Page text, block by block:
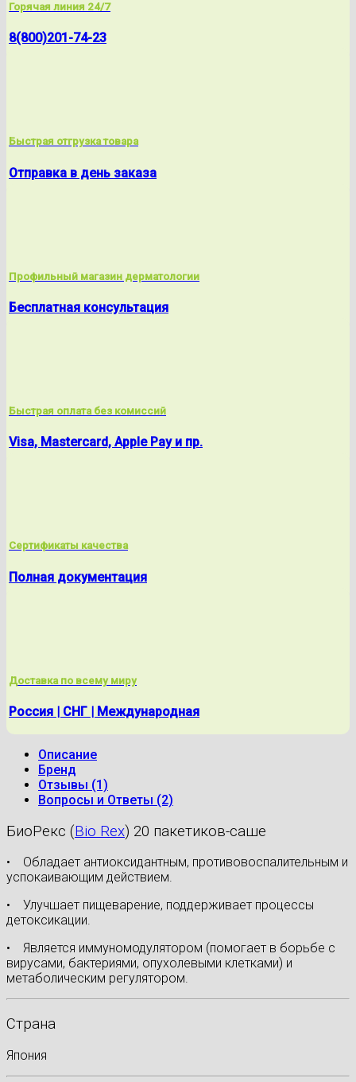
Горячая линия 24/7
8(800)201-74-23
Быстрая отгрузка товара
Отправка в день заказа
Профильный магазин дерматологии
Бесплатная консультация
Быстрая оплата без комиссий
Visa, Mastercard, Apple Pay и пр.
Сертификаты качества
Полная документация
Доставка по всему миру
Россия | СНГ | Международная
Описание
Бренд
Отзывы (1)
Вопросы и Ответы (2)
БиоРекс (Bio Rex) 20 пакетиков-саше
• Обладает антиоксидантным, противовоспалительным и
успокаивающим действием.
• Улучшает пищеварение, поддерживает процессы
детоксикации.
• Является иммуномодулятором (помогает в борьбе с
вирусами, бактериями, опухолевыми клетками) и
метаболическим регулятором.
Страна
Япония